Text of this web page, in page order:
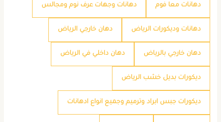
دهانات معا فوم دهانات وجهات عرف نوم ومجالس
دهانات وديكورات الرياض دهان خارجي الرياض
دهان خارجي بالرياض دهان داخلي في الرياض
ديكورات بديل خشب الرياض
ديكورات جبس ابراد وترميم وجميع انواع ادهانات